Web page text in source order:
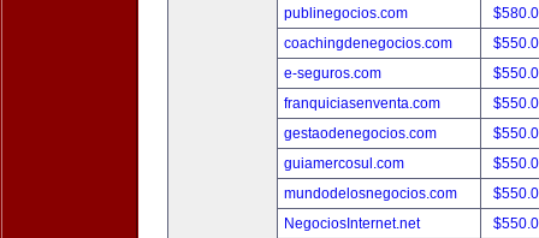
publinegocios.com
coachingdenegocios.com
e-seguros.com
franquiciasenventa.com
gestaodenegocios.com
guiamercosul.com
mundodelosnegocios.com
NegociosInternet.net